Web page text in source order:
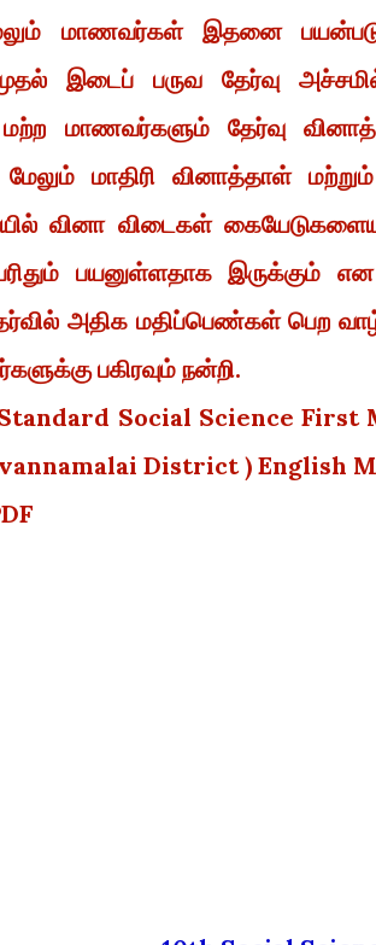
மாணவர்கள் இதனை
இடைப் பருவ தேர்வு
மாணவர்களும் தேர்வு
மாதிரி வினாத்தாள்
வினா விடைகள்
பயனுள்ளதாக இருக்கும்
அதிக மதிப்பெண்கள் பெற
பகிரவும் நன்றி.
Social Science First
District ) English